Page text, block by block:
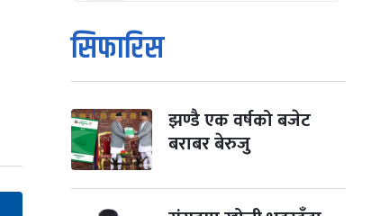
१
आइत
कार्तिक सङ्क्रान्ति
कार्तिक १, २०८३
मंगल कार्तिक ३, २०८३ -Oct 20, 2026
४ विजयादशमी
कार्तिक ४, २०८३
सिफारिस
झण्डै एक वर्षको बजेट
बराबर बेरुजु